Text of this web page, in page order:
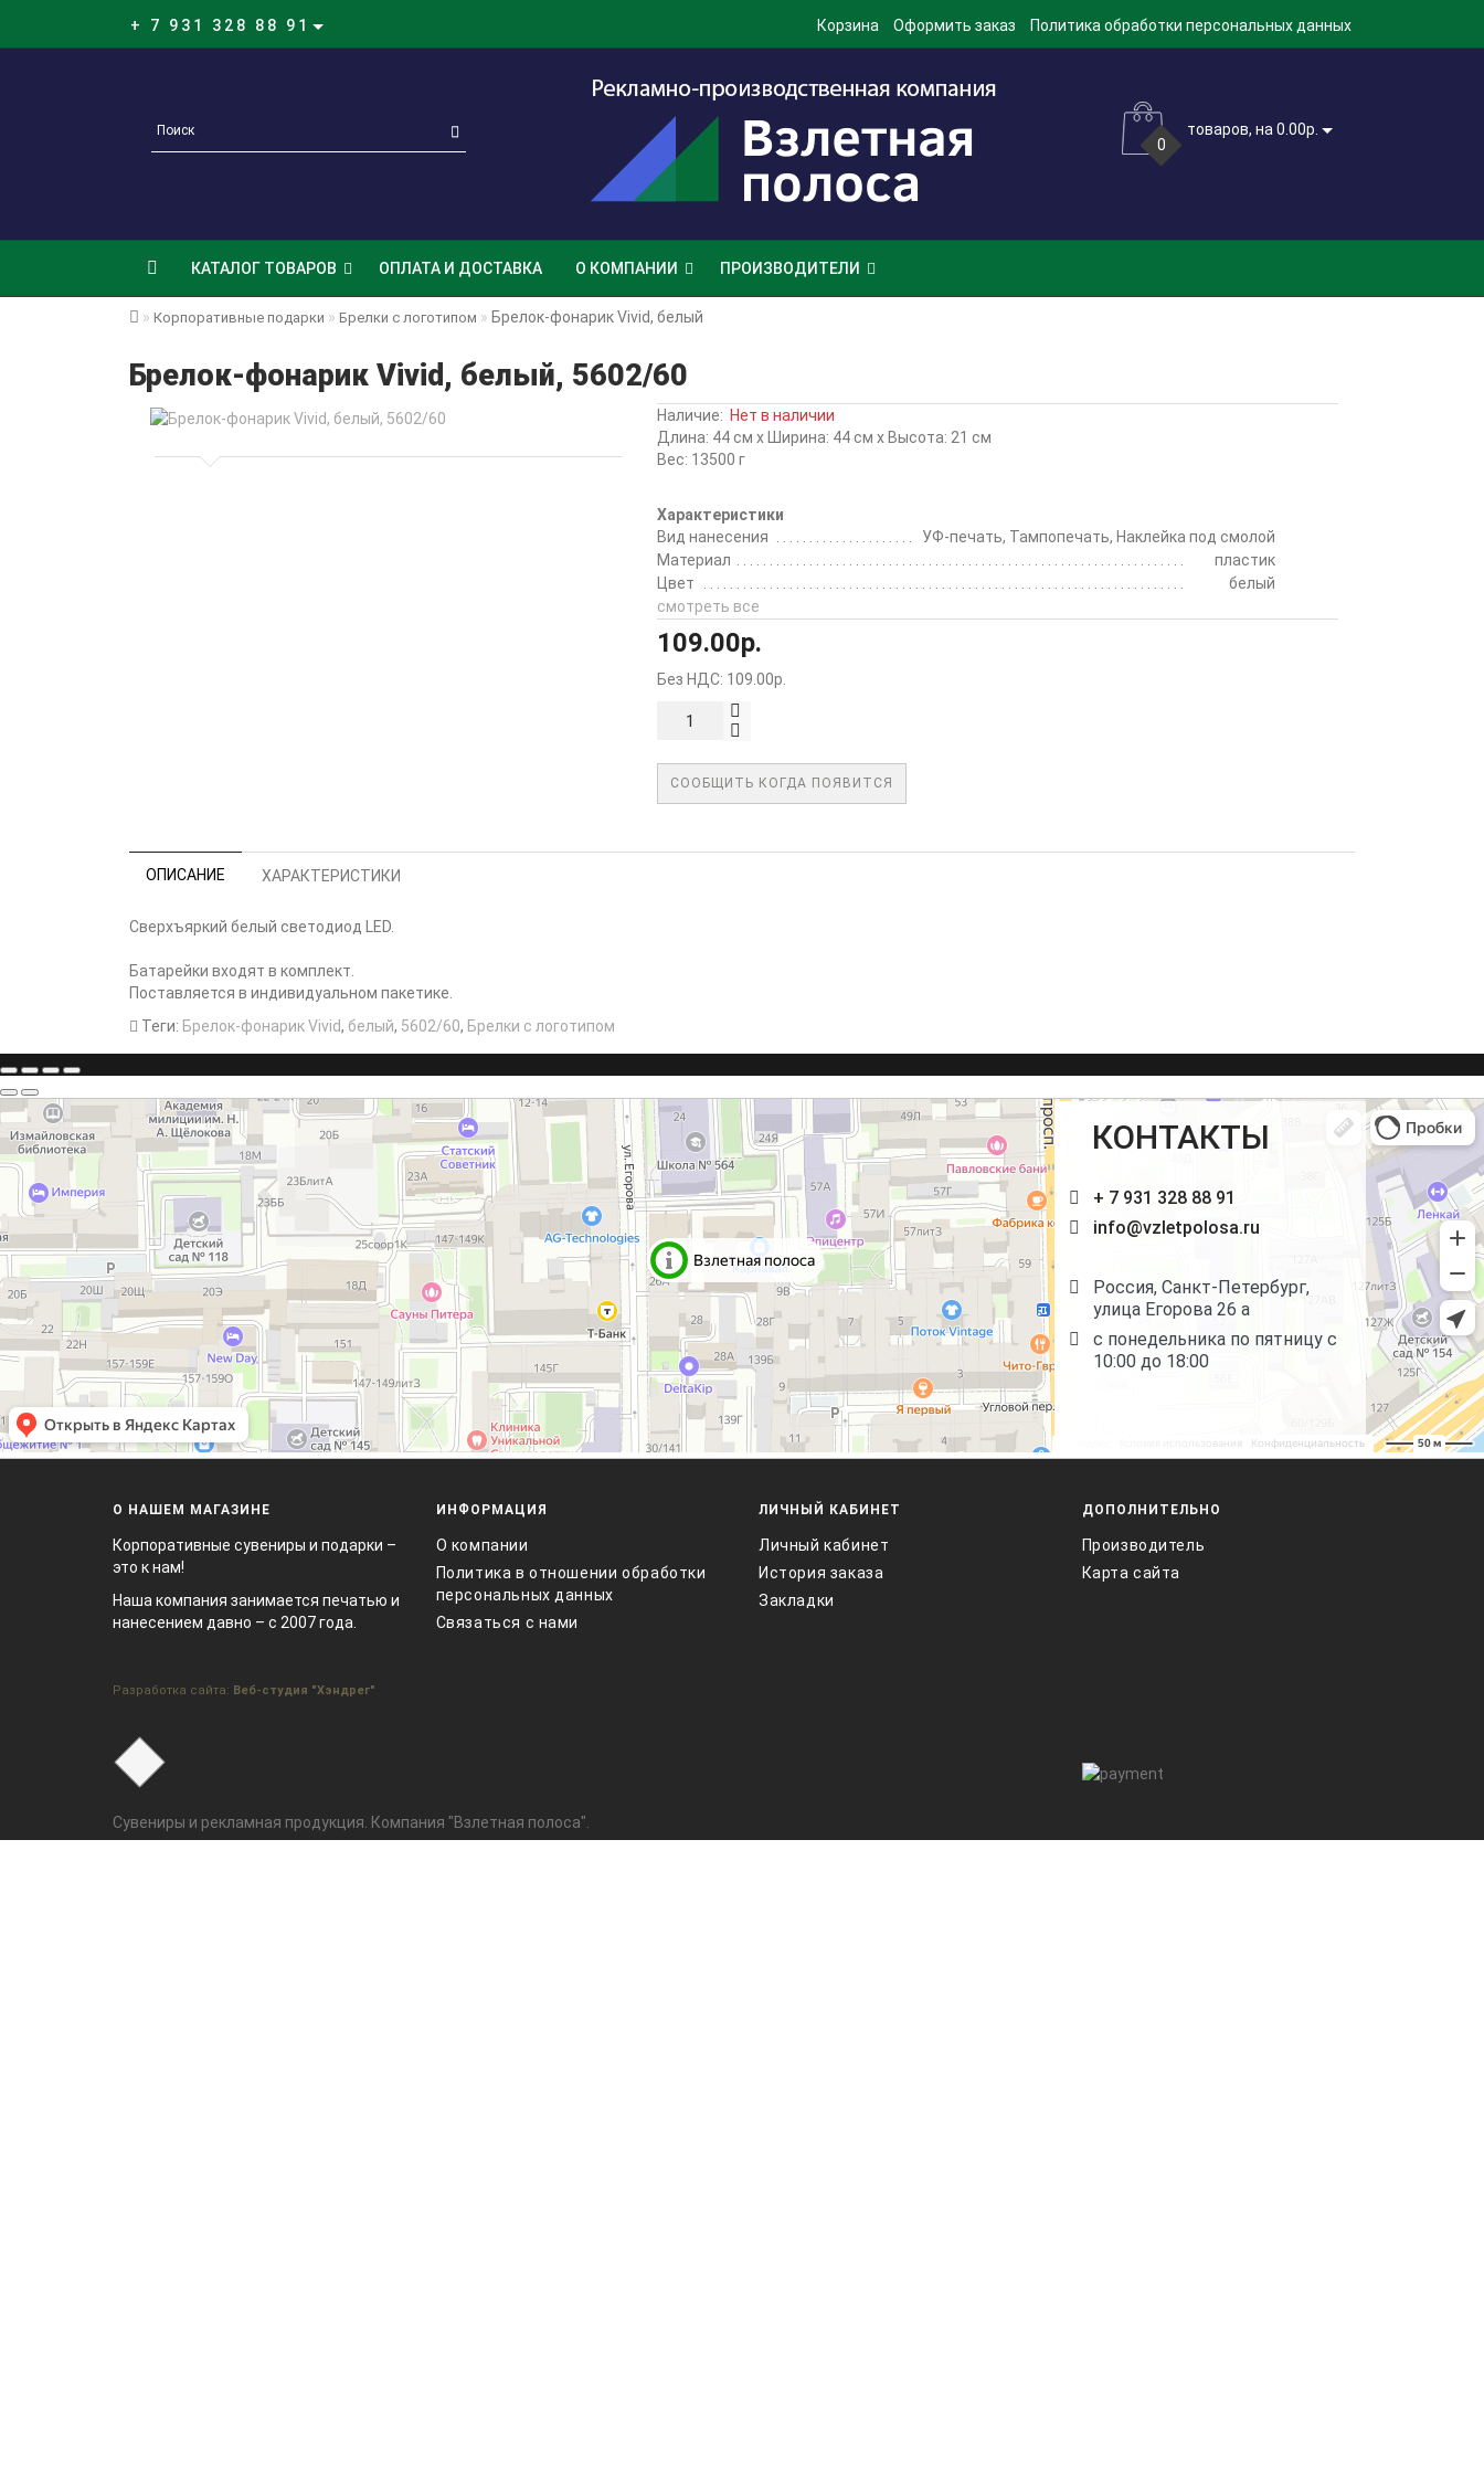
+ 7 931 328 88 91 Корзина Оформить заказ Политика обработки персональных данных
0
товаров, на 0.00р.
КАТАЛОГ ТОВАРОВ ОПЛАТА И ДОСТАВКА О КОМПАНИИ ПРОИЗВОДИТЕЛИ
Корпоративные подарки Брелки с логотипом Брелок-фонарик Vivid, белый
Брелок-фонарик Vivid, белый, 5602/60
Наличие: Нет в наличии
Длина: 44 см x Ширина: 44 см x Высота: 21 см
Вес: 13500 г
Характеристики
Вид нанесения
УФ-печать, Тампопечать, Наклейка под смолой
Материал
пластик
Цвет
белый
смотреть все
109.00р.
Без НДС: 109.00р.
СООБЩИТЬ КОГДА ПОЯВИТСЯ
ОПИСАНИЕ ХАРАКТЕРИСТИКИ
Сверхъяркий белый светодиод LED.
Батарейки входят в комплект.
Поставляется в индивидуальном пакетике.
Теги: Брелок-фонарик Vivid, белый, 5602/60, Брелки с логотипом
КОНТАКТЫ
+ 7 931 328 88 91
info@vzletpolosa.ru
Россия, Санкт-Петербург,
улица Егорова 26 а
с понедельника по пятницу с
10:00 до 18:00
О НАШЕМ МАГАЗИНЕ
Корпоративные сувениры и подарки –
это к нам!
Наша компания занимается печатью и
нанесением давно – с 2007 года.
Разработка сайта: Веб-студия "Хэндрег"
ИНФОРМАЦИЯ
О компании
Политика в отношении обработки
персональных данных
Связаться с нами
ЛИЧНЫЙ КАБИНЕТ
Личный кабинет
История заказа
Закладки
ДОПОЛНИТЕЛЬНО
Производитель
Карта сайта
Сувениры и рекламная продукция. Компания "Взлетная полоса".